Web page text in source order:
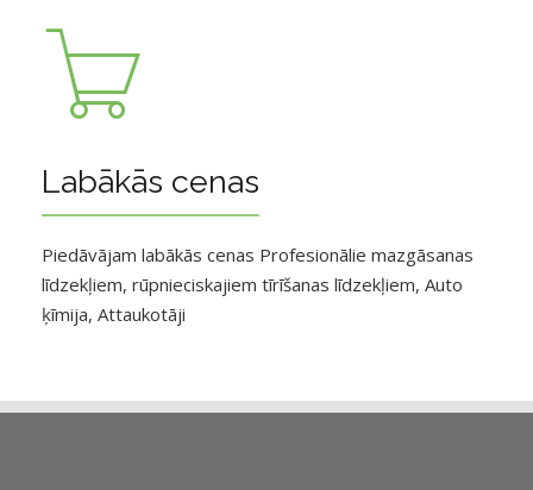
Labākās cenas
Piedāvājam labākās cenas Profesionālie mazgāsanas
līdzekļiem, rūpnieciskajiem tīrīšanas līdzekļiem, Auto
ķīmija, Attaukotāji